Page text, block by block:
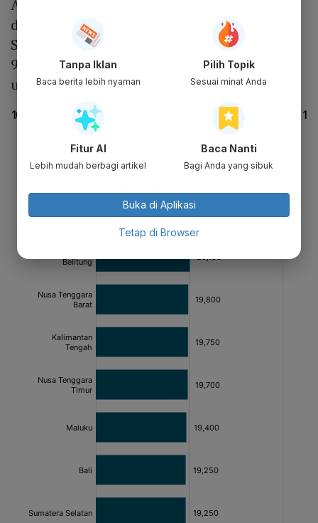
Adapun, DMO yang ditetapkan adalah 20%
dari volume ekspor setiap tahunnya.
Sementara itu, DPO yang berlaku adalah Rp
9.300 per kilogram( Kg) atau US$ 655 per ton
untuk CPO dan Rp 10.300 Kg untuk olein.
Tanpa Iklan
Baca berita lebih nyaman
Pilih Topik
Sesuai minat Anda
Fitur AI
Lebih mudah berbagi artikel
Baca Nanti
Bagi Anda yang sibuk
Buka di Aplikasi
Tetap di Browser